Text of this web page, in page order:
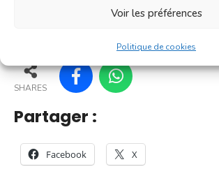
Voir les préférences
Politique de cookies
SHARES
Partager :
Facebook X